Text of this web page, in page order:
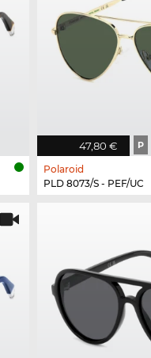
47,80 € P
Polaroid
PLD 8073/S - PEF/UC